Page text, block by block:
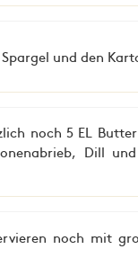
und den
noch 5 EL
Dill
noch mit